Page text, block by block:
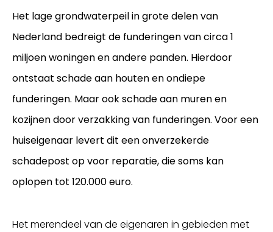
Het lage grondwaterpeil in grote delen van
Nederland bedreigt de funderingen van circa 1
miljoen woningen en andere panden. Hierdoor
ontstaat schade aan houten en ondiepe
funderingen. Maar ook schade aan muren en
kozijnen door verzakking van funderingen. Voor een
huiseigenaar levert dit een onverzekerde
schadepost op voor reparatie, die soms kan
oplopen tot 120.000 euro.
Het merendeel van de eigenaren in gebieden met